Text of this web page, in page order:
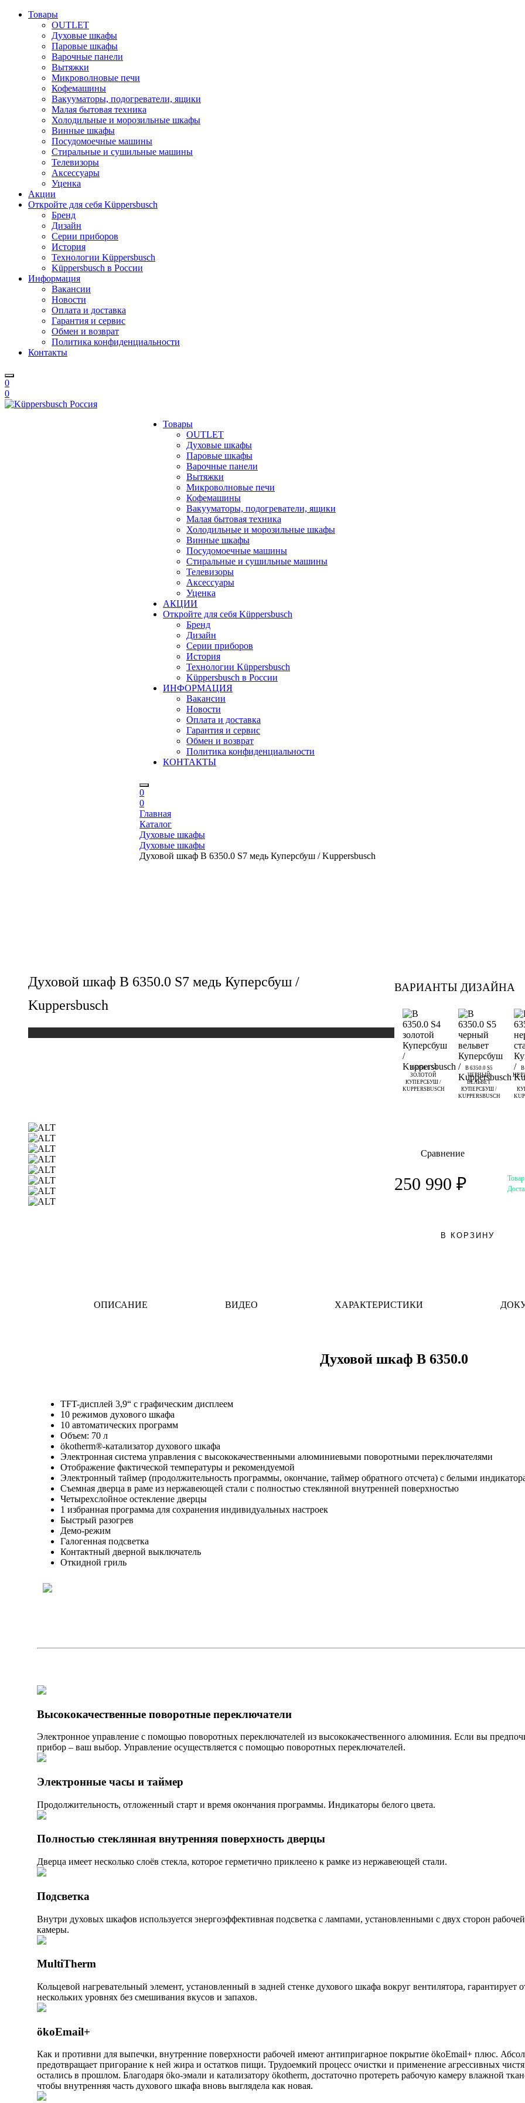
Товары
OUTLET
Духовые шкафы
Паровые шкафы
Варочные панели
Вытяжки
Микроволновые печи
Кофемашины
Вакууматоры, подогреватели, ящики
Малая бытовая техника
Холодильные и морозильные шкафы
Винные шкафы
Посудомоечные машины
Стиральные и сушильные машины
Телевизоры
Аксессуары
Уценка
Акции
Откройте для себя Küppersbusch
Бренд
Дизайн
Серии приборов
История
Технологии Küppersbusch
Küppersbusch в России
Информация
Вакансии
Новости
Оплата и доставка
Гарантия и сервис
Обмен и возврат
Политика конфиденциальности
Контакты
0
0
Товары
OUTLET
Духовые шкафы
Паровые шкафы
Варочные панели
Вытяжки
Микроволновые печи
Кофемашины
Вакууматоры, подогреватели, ящики
Малая бытовая техника
Холодильные и морозильные шкафы
Винные шкафы
Посудомоечные машины
Стиральные и сушильные машины
Телевизоры
Аксессуары
Уценка
АКЦИИ
Откройте для себя Küppersbusch
Бренд
Дизайн
Серии приборов
История
Технологии Küppersbusch
Küppersbusch в России
ИНФОРМАЦИЯ
Вакансии
Новости
Оплата и доставка
Гарантия и сервис
Обмен и возврат
Политика конфиденциальности
КОНТАКТЫ
0
0
Главная
Каталог
Духовые шкафы
Духовые шкафы
Духовой шкаф B 6350.0 S7 медь Куперсбуш / Kuppersbusch
Духовой шкаф B 6350.0 S7 медь Куперсбуш /
Kuppersbusch
ВАРИАНТЫ ДИЗАЙНА
B 6350.0 S4
ЗОЛОТОЙ
КУПЕРСБУШ /
KUPPERSBUSCH
B 6350.0 S5
ЧЕРНЫЙ
ВЕЛЬВЕТ
КУПЕРСБУШ /
KUPPERSBUSCH
Сравнение
250 990 ₽
В КОРЗИНУ
ОПИСАНИЕ ВИДЕО ХАРАКТЕРИСТИКИ
Духовой шкаф B 6350.0
TFT-дисплей 3,9“ с графическим дисплеем
10 режимов духового шкафа
10 автоматических программ
Объем: 70 л
ökotherm®-катализатор духового шкафа
Электронная система управления с высококачественными алюминиевыми поворотными переключателями
Отображение фактической температуры и рекомендуемой
Электронный таймер (продолжительность программы, окончание, таймер обратного отсчета) с белыми
Съемная дверца в раме из нержавеющей стали с полностью стеклянной внутренней поверхностью
Четырехслойное остекление дверцы
1 избранная программа для сохранения индивидуальных настроек
Быстрый разогрев
Демо-режим
Галогенная подсветка
Контактный дверной выключатель
Откидной гриль
Высококачественные поворотные переключатели
Электронное управление с помощью поворотных переключателей из высококачественного алюминия. Если вы
прибор – ваш выбор. Управление осуществляется с помощью поворотных переключателей.
Электронные часы и таймер
Продолжительность, отложенный старт и время окончания программы. Индикаторы белого цвета.
Полностью стеклянная внутренняя поверхность дверцы
Дверца имеет несколько слоёв стекла, которое герметично приклеено к рамке из нержавеющей стали.
Подсветка
Внутри духовых шкафов используется энергоэффективная подсветка с лампами, установленными с двух сторон
камеры.
MultiTherm
Кольцевой нагревательный элемент, установленный в задней стенке духового шкафа вокруг вентилятора,
нескольких уровнях без смешивания вкусов и запахов.
ökoEmail+
Как и противни для выпечки, внутренние поверхности рабочей имеют антипригарное покрытие ökoEmail+ плюс.
предотвращает пригорание к ней жира и остатков пищи. Трудоемкий процесс очистки и применение агрессивных
остались в прошлом. Благодаря öko-эмали и катализатору ökotherm, достаточно протереть рабочую камеру влажной
чтобы внутренняя часть духового шкафа вновь выглядела как новая.